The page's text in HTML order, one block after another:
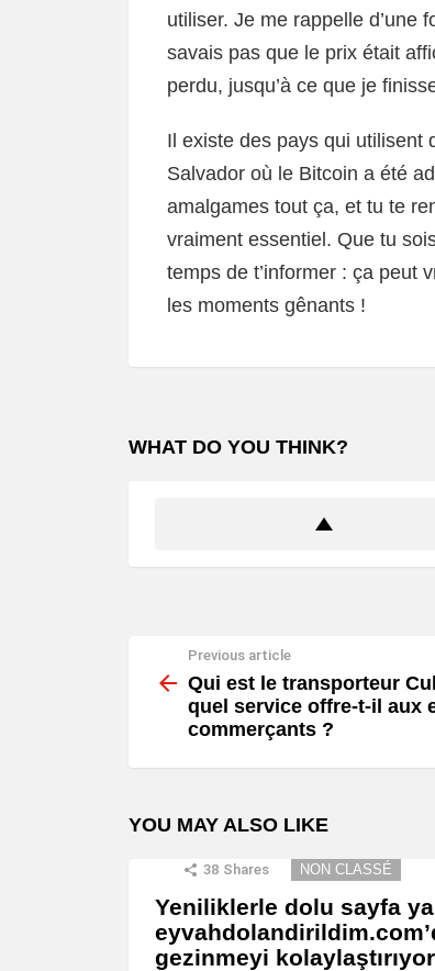
utiliser. Je me rappelle d’une
savais pas que le prix était
perdu, jusqu’à ce que je
Il existe des pays qui utilisent
Salvador où le Bitcoin a été
amalgames tout ça, et tu te
vraiment essentiel. Que tu
temps de t’informer : ça peut
les moments gênants !
WHAT DO YOU THINK?
more
Previous article
Qui est le transporteur
quel service offre-t-il aux
commerçants ?
YOU MAY ALSO LIKE
38 Shares NON CLASSÉ
Yeniliklerle dolu sayfa
gezinmeyi kolaylaştırıyor